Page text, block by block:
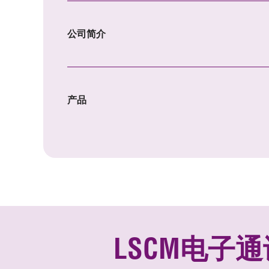
公司简介
产品
LSCM电子